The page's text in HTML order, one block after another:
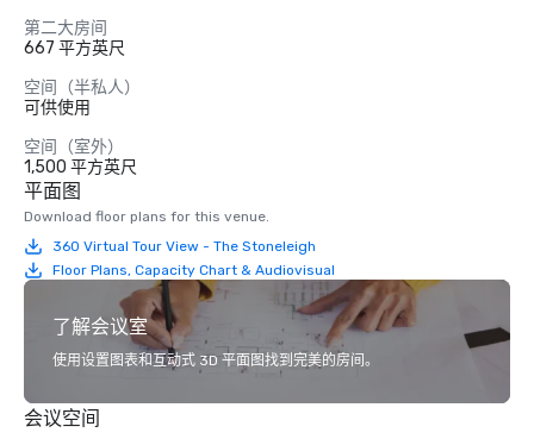
第二大房间
667 平方英尺
空间（半私人）
可供使用
空间（室外）
1,500 平方英尺
平面图
Download floor plans for this venue.
360 Virtual Tour View - The Stoneleigh
Floor Plans, Capacity Chart & Audiovisual
了解会议室
使用设置图表和互动式 3D 平面图找到完美的房间。
会议空间